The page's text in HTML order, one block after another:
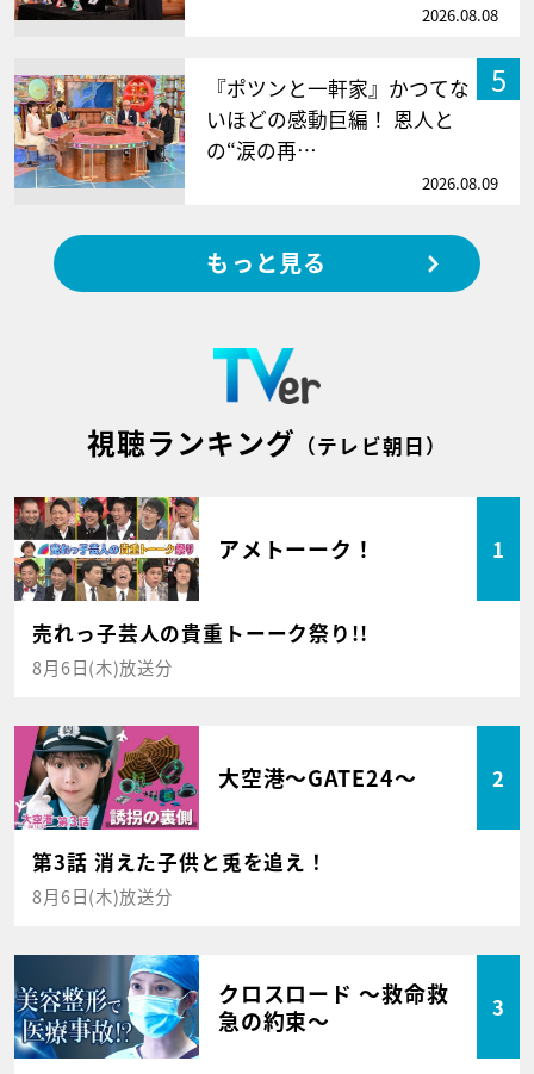
2026.08.08
5
『ポツンと一軒家』かつてな
いほどの感動巨編！ 恩人と
の“涙の再…
2026.08.09
もっと見る
視聴ランキング （テレビ朝日）
アメトーーク！ 1
売れっ子芸人の貴重トーーク祭り!!
8月6日(木)放送分
大空港～GATE24～ 2
第3話 消えた子供と兎を追え！
8月6日(木)放送分
クロスロード ～救命救
急の約束～
3